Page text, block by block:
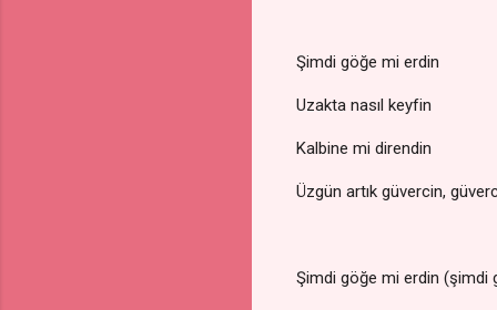
Şimdi göğe mi erdin
Uzakta nasıl keyfin
Kalbine mi direndin
Üzgün artık güvercin,
Şimdi göğe mi erdin (şimdi